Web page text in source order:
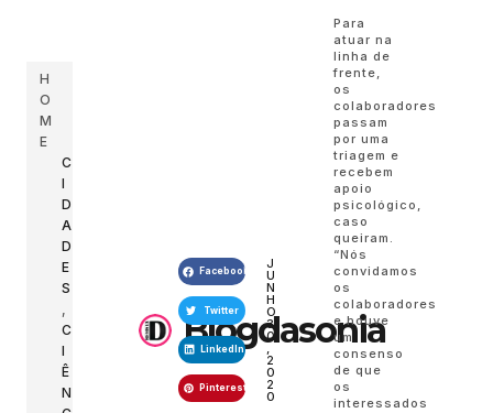
H
O
M
E
C
I
D
A
D
E
S
,
C
I
Ê
N
Blogdasonia
Facebook
Twitter
LinkedIn
Pinterest
J
U
N
H
O
3
0
,
2
0
2
0
Para
atuar na
linha de
frente,
os
colaboradores
passam
por uma
triagem e
recebem
apoio
psicológico,
caso
queiram.
“Nós
convidamos
os
colaboradores
e houve
um
consenso
de que
os
interessados